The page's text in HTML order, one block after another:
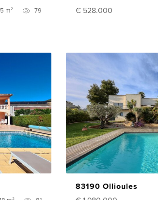
m² 79
€ 528.000
83190 Ollioules